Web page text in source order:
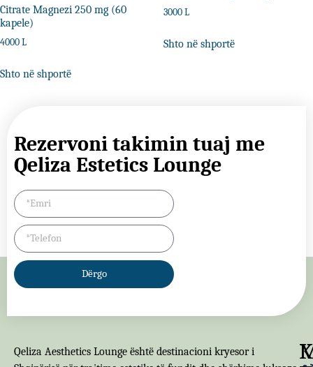
Citrate Magnezi 250 mg (60
kapele)
4000 L
Shto në shportë
3000 L
Shto në shportë
Rezervoni takimin tuaj me
Qeliza Estetics Lounge
Dërgo
Qeliza Aesthetics Lounge është destinacioni kryesor i